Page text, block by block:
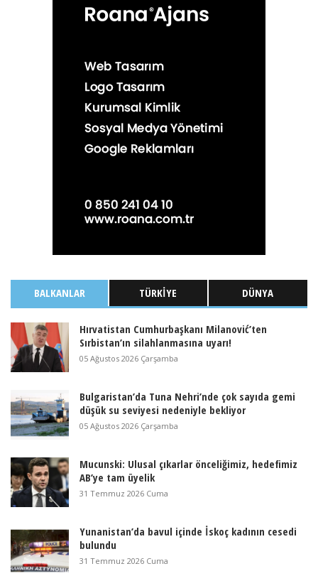
BALKANLAR TÜRKIYE DÜNYA
Hırvatistan Cumhurbaşkanı Milanović’ten
Sırbistan’ın silahlanmasına uyarı!
05 Ağustos 2026 Çarşamba
Bulgaristan’da Tuna Nehri’nde çok sayıda gemi
düşük su seviyesi nedeniyle bekliyor
05 Ağustos 2026 Çarşamba
Mucunski: Ulusal çıkarlar önceliğimiz, hedefimiz
AB’ye tam üyelik
31 Temmuz 2026 Cuma
Yunanistan’da bavul içinde İskoç kadının cesedi
bulundu
31 Temmuz 2026 Cuma